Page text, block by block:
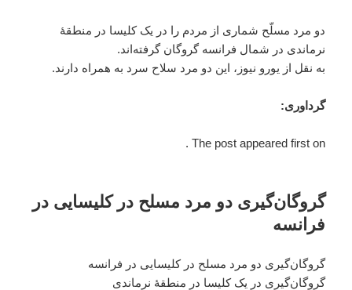
دو مرد مسلّح شماری از مردم را در یک کلیسا در منطقۀ
نرماندی در شمال فرانسه گروگان گرفته‌اند.
به نقل از یورو نیوز، این دو مرد سلاح سرد به همراه دارند.
گرداوری:
The post appeared first on .
گروگان‌گیری دو مرد مسلح در کلیسایی در
فرانسه
گروگان‌گیری دو مرد مسلح در کلیسایی در فرانسه
گروگان‌گیری در یک کلیسا در منطقۀ نرماندی